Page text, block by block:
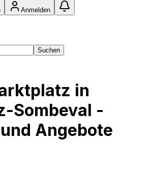
Anmelden
Suchen
in
Sombeval -
Angebote